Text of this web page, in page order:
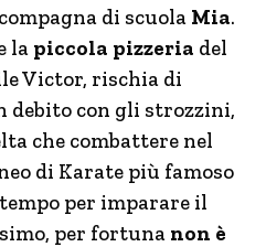
di scuola Mia.
la piccola pizzeria del
Victor, rischia di
debito con gli strozzini,
che combattere nel
di Karate più famoso
per imparare il
per fortuna non è